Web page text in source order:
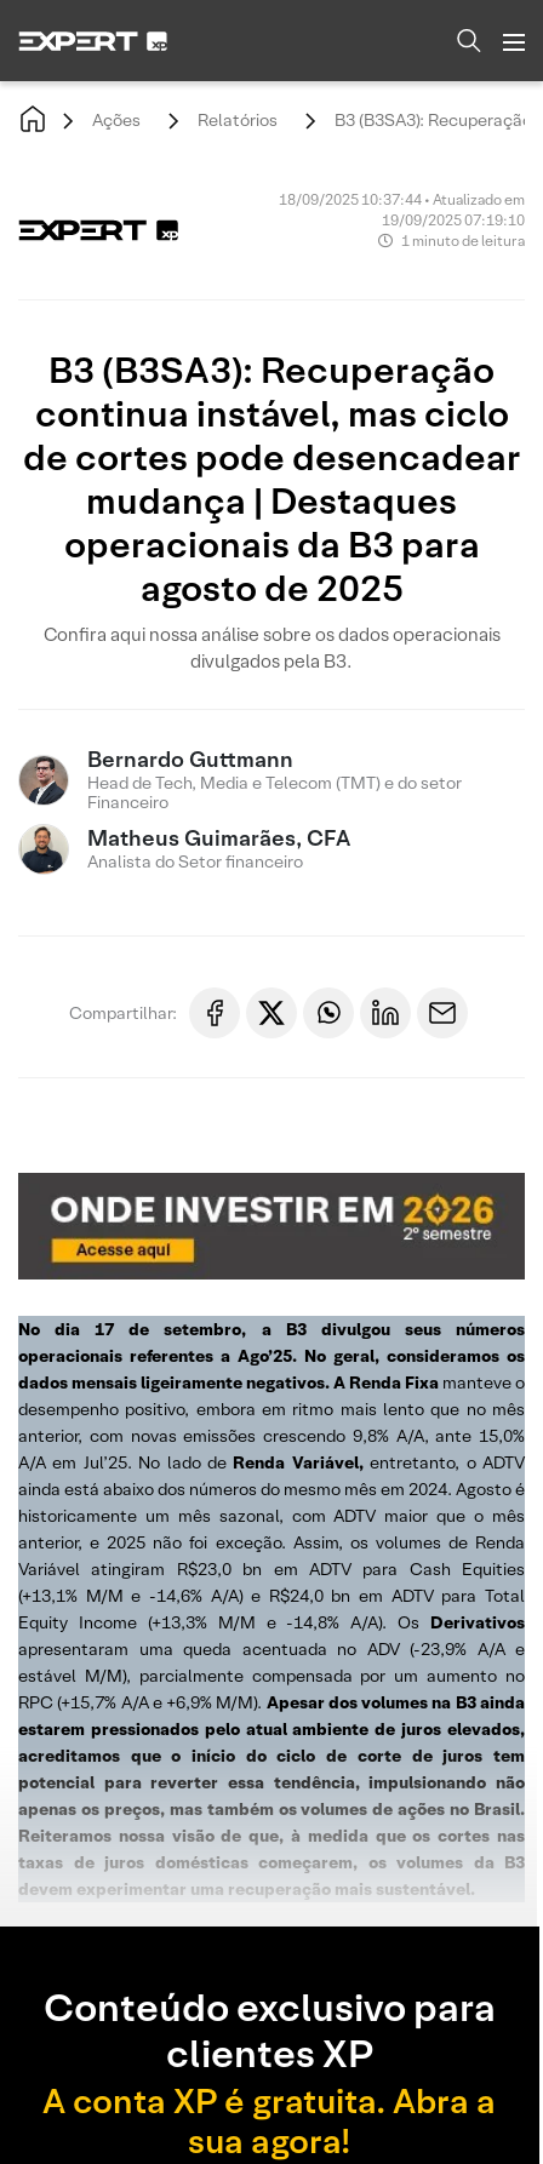
Ações Relatórios B3 (B3SA3):
18/09/2025 10:37:44 • Atualizado em
19/09/2025 07:19:10
1 minuto de leitura
B3 (B3SA3): Recuperação
continua instável, mas ciclo
de cortes pode desencadear
mudança | Destaques
operacionais da B3 para
agosto de 2025
Confira aqui nossa análise sobre os dados operacionais
divulgados pela B3.
Bernardo Guttmann
Head de Tech, Media e Telecom (TMT) e do setor
Financeiro
Matheus Guimarães, CFA
Analista do Setor financeiro
Compartilhar:
No dia 17 de setembro, a B3 divulgou seus números
operacionais referentes a Ago’25. No geral, consideramos os
dados mensais ligeiramente negativos. A Renda Fixa manteve o
desempenho positivo, embora em ritmo mais lento que no mês
anterior, com novas emissões crescendo 9,8% A/A, ante 15,0%
A/A em Jul’25. No lado de Renda Variável,entretanto, o ADTV
ainda está abaixo dos números do mesmo mês em 2024. Agosto é
historicamente um mês sazonal, com ADTV maior que o mês
anterior, e 2025 não foi exceção. Assim, os volumes de Renda
Variável atingiram R$23,0 bn em ADTV para Cash Equities
(+13,1% M/M e -14,6% A/A) e R$24,0 bn em ADTV para Total
Equity Income (+13,3% M/M e -14,8% A/A). Os Derivativos
apresentaram uma queda acentuada no ADV (-23,9% A/A e
estável M/M), parcialmente compensada por um aumento no
RPC (+15,7% A/A e +6,9% M/M). Apesar dos volumes na B3 ainda
estarem pressionados pelo atual ambiente de juros elevados,
acreditamos que o início do ciclo de corte de juros tem
potencial para reverter essa tendência, impulsionando não
apenas os preços, mas também os volumes de ações no Brasil.
Reiteramos nossa visão de que, à medida que os cortes nas
taxas de juros domésticas começarem, os volumes da B3
devem experimentar uma recuperação mais sustentável.
Conteúdo exclusivo para
clientes XP
A conta XP é gratuita. Abra a
sua agora!